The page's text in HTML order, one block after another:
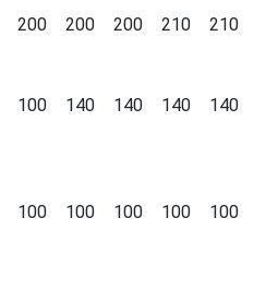
200 200 200 210
210
100 140 140 140 140
100 100 100 100 100